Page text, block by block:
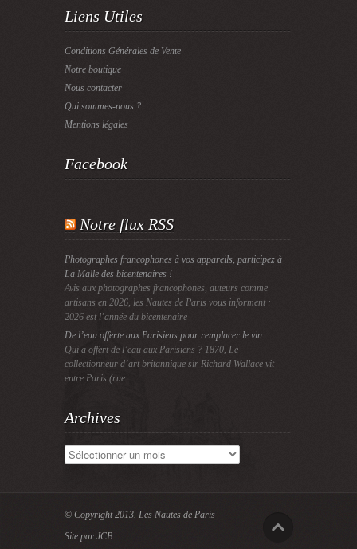
Liens Utiles
Conditions Générales de Vente
Notre boutique
Nous contacter
Qui sommes-nous ?
Mentions légales
Facebook
Notre flux RSS
Photographes francophones à vos appareils, participez à
La Malle des bicentenaires !
Avis aux photographes francophones, auteurs comme
artisans en 2026, les Nautes de Paris vous informent :
2026 est l’année du bicentenaire
De l’eau offerte aux Parisiens pour remplacer le vin
Qui a offert de l’eau aux Parisiens ? 1870, Le
collectionneur d’art britannique sir Richard Wallace vit
entre Paris (rue
Archives
Archives
© Copyright 2013. Les Nautes de Paris
Site par JCB